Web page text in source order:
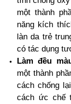
một thành
năng kích
làn da trẻ
có tác dụng
Làm đều
một thành
cách chống
cách ức chế